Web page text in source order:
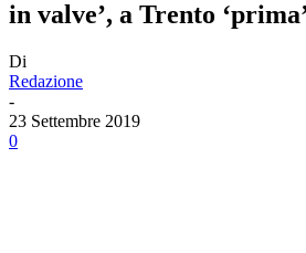
in valve’, a Trento
Di
Redazione
-
23 Settembre 2019
0